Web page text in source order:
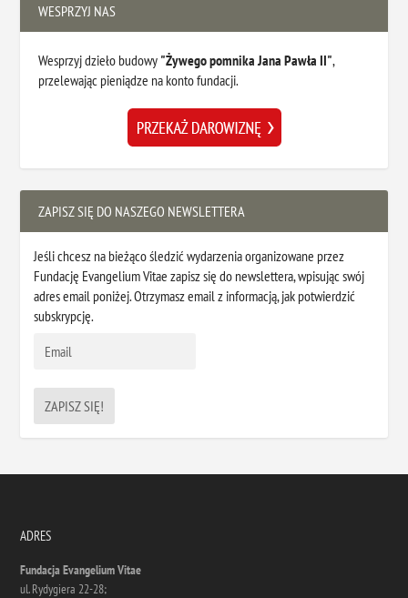
WESPRZYJ NAS
Wesprzyj dzieło budowy "Żywego pomnika Jana Pawła II",
przelewając pieniądze na konto fundacji.
ZAPISZ SIĘ DO NASZEGO NEWSLETTERA
Jeśli chcesz na bieżąco śledzić wydarzenia organizowane przez
Fundację Evangelium Vitae zapisz się do newslettera, wpisując swój
adres email poniżej. Otrzymasz email z informacją, jak potwierdzić
subskrypcję.
ADRES
Fundacja Evangelium Vitae
ul. Rydygiera 22-28;